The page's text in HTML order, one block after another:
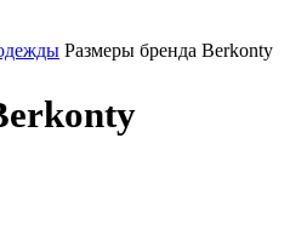
Размеры бренда Berkonty